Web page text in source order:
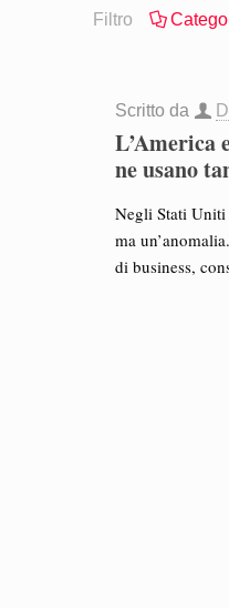
Filtro
Scritto da
L’America
ne usano
Negli Stati Uniti
ma
di business,